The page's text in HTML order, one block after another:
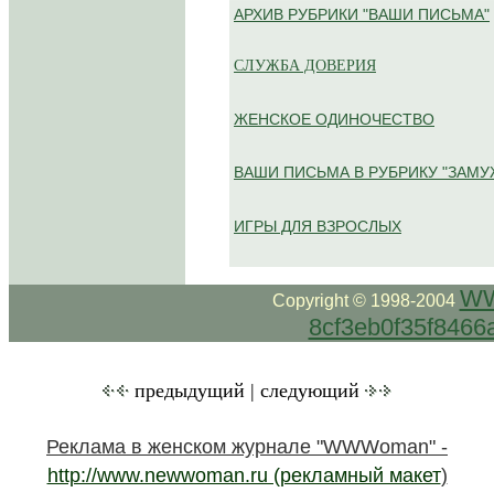
АРХИВ РУБРИКИ "ВАШИ ПИСЬМА"
СЛУЖБА ДОВЕРИЯ
ЖЕНСКОЕ ОДИНОЧЕСТВО
ВАШИ ПИСЬМА В РУБРИКУ
ИГРЫ ДЛЯ ВЗРОСЛЫХ
Copyright © 1998-2004
предыдущий | следующий
Реклама в женском журнале "WWWoman" -
http://www.newwoman.ru (рекламный макет)